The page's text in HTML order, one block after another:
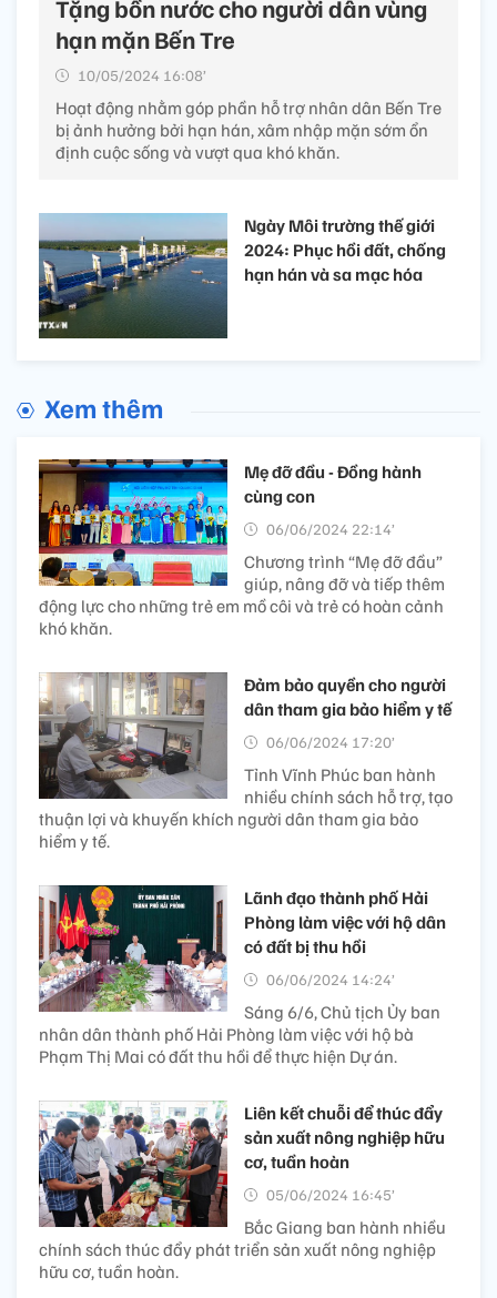
Tặng bồn nước cho người dân vùng
hạn mặn Bến Tre
10/05/2024 16:08’
Hoạt động nhằm góp phần hỗ trợ nhân dân Bến Tre
bị ảnh hưởng bởi hạn hán, xâm nhập mặn sớm ổn
định cuộc sống và vượt qua khó khăn.
Ngày Môi trường thế giới
2024: Phục hồi đất, chống
hạn hán và sa mạc hóa
Xem thêm
Mẹ đỡ đầu - Đồng hành
cùng con
06/06/2024 22:14’
Chương trình “Mẹ đỡ đầu”
giúp, nâng đỡ và tiếp thêm
động lực cho những trẻ em mồ côi và trẻ có hoàn cảnh
khó khăn.
Đảm bảo quyền cho người
dân tham gia bảo hiểm y tế
06/06/2024 17:20’
Tỉnh Vĩnh Phúc ban hành
nhiều chính sách hỗ trợ, tạo
thuận lợi và khuyến khích người dân tham gia bảo
hiểm y tế.
Lãnh đạo thành phố Hải
Phòng làm việc với hộ dân
có đất bị thu hồi
06/06/2024 14:24’
Sáng 6/6, Chủ tịch Ủy ban
nhân dân thành phố Hải Phòng làm việc với hộ bà
Phạm Thị Mai có đất thu hồi để thực hiện Dự án.
Liên kết chuỗi để thúc đẩy
sản xuất nông nghiệp hữu
cơ, tuần hoàn
05/06/2024 16:45’
Bắc Giang ban hành nhiều
chính sách thúc đẩy phát triển sản xuất nông nghiệp
hữu cơ, tuần hoàn.